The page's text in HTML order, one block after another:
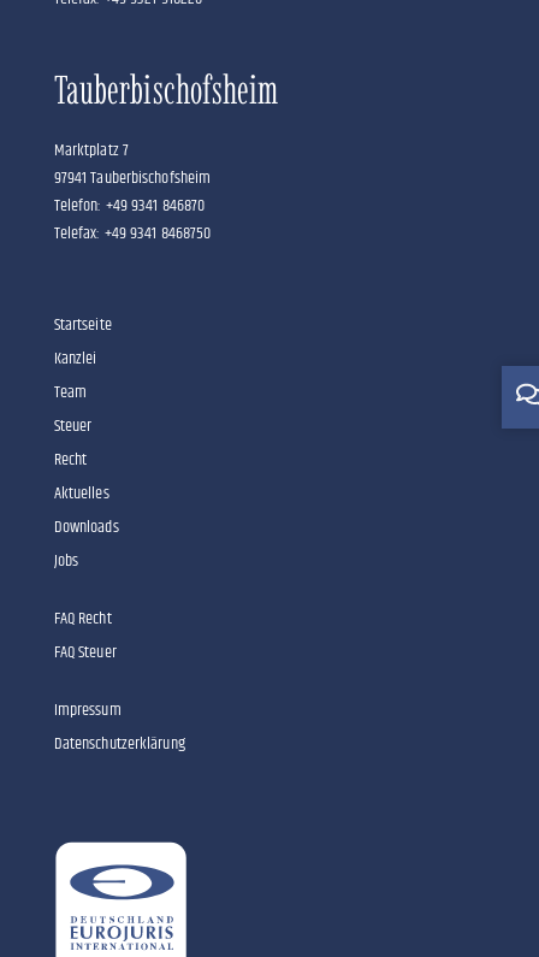
Tauberbischofsheim
Marktplatz 7
97941 Tauberbischofsheim
Telefon: +49 9341 846870
Telefax: +49 9341 8468750
Startseite
Kanzlei
Team
Steuer
Recht
Aktuelles
Downloads
Jobs
FAQ Recht
FAQ Steuer
Impressum
Datenschutzerklärung